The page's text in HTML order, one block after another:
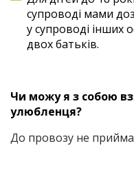
супроводі мами
у супроводі інших
двох батьків.
Чи можу я з собою
улюбленця?
До провозу не